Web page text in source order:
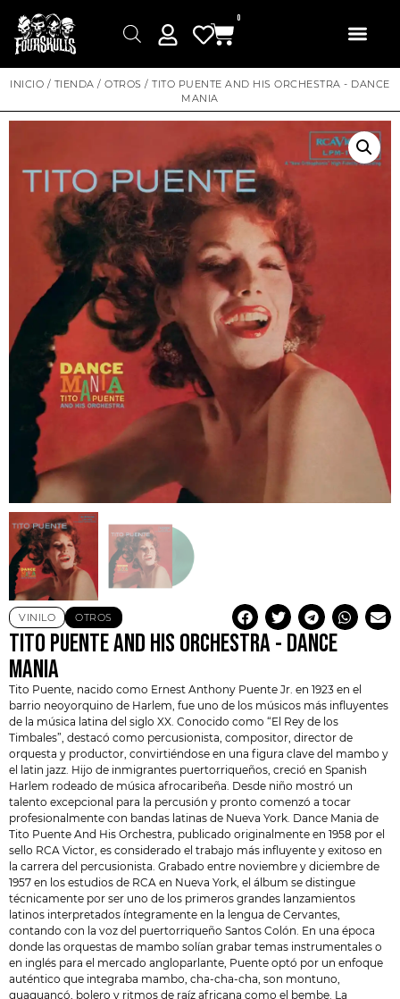
0
INICIO / TIENDA /OTROS / TITO PUENTE AND HIS ORCHESTRA ‎- DANCE
MANIA
VINILO OTROS
TITO PUENTE AND HIS ORCHESTRA ‎- DANCE
MANIA
Tito Puente, nacido como Ernest Anthony Puente Jr. en 1923 en el
barrio neoyorquino de Harlem, fue uno de los músicos más influyentes
de la música latina del siglo XX. Conocido como “El Rey de los
Timbales”, destacó como percusionista, compositor, director de
orquesta y productor, convirtiéndose en una figura clave del mambo y
el latin jazz. Hijo de inmigrantes puertorriqueños, creció en Spanish
Harlem rodeado de música afrocaribeña. Desde niño mostró un
talento excepcional para la percusión y pronto comenzó a tocar
profesionalmente con bandas latinas de Nueva York. Dance Mania de
Tito Puente And His Orchestra, publicado originalmente en 1958 por el
sello RCA Victor, es considerado el trabajo más influyente y exitoso en
la carrera del percusionista. Grabado entre noviembre y diciembre de
1957 en los estudios de RCA en Nueva York, el álbum se distingue
técnicamente por ser uno de los primeros grandes lanzamientos
latinos interpretados íntegramente en la lengua de Cervantes,
contando con la voz del puertorriqueño Santos Colón. En una época
donde las orquestas de mambo solían grabar temas instrumentales o
en inglés para el mercado angloparlante, Puente optó por un enfoque
auténtico que integraba mambo, cha-cha-cha, son montuno,
guaguancó, bolero y ritmos de raíz africana como el bembe. La